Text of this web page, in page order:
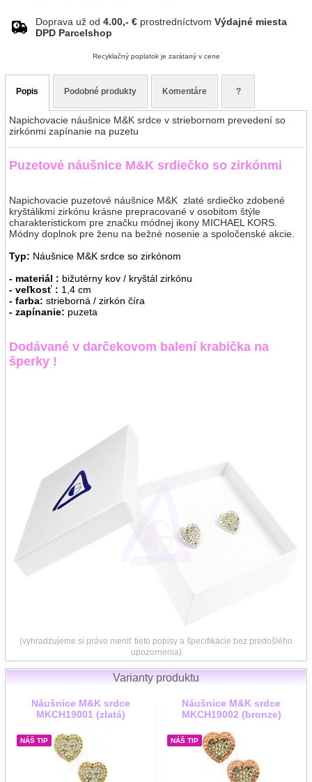
Doprava už od 4.00,- € prostredníctvom Výdajné miesta
DPD Parcelshop
Recyklačný poplatok je zarátaný v cene
Popis Podobné produkty Komentáre ?
Napichovacie náušnice M&K srdce v striebornom prevedení so
zirkónmi zapínanie na puzetu
Puzetové náušnice M&K srdiečko so zirkónmi
Napichovacie puzetové náušnice M&K zlaté srdiečko zdobené
kryštálikmi zirkónu krásne prepracované v osobitom štýle
charakteristickom pre značku módnej ikony MICHAEL KORS.
Módny doplnok pre ženu na bežné nosenie a spoločenské akcie.
Typ: Náušnice M&K srdce so zirkónom
- materiál : bižutérny kov / kryštál zirkónu
- veľkosť : 1,4 cm
- farba: strieborná / zirkón číra
- zapínanie: puzeta
Dodávané v darčekovom balení krabička na
šperky !
(vyhradzujeme si právo meniť tieto popisy a špecifikácie bez predošlého
upozornenia)
Varianty produktu
Náušnice M&K srdce
MKCH19001 (zlatá)
NÁŠ TIP
Náušnice M&K srdce
MKCH19002 (bronze)
NÁŠ TIP